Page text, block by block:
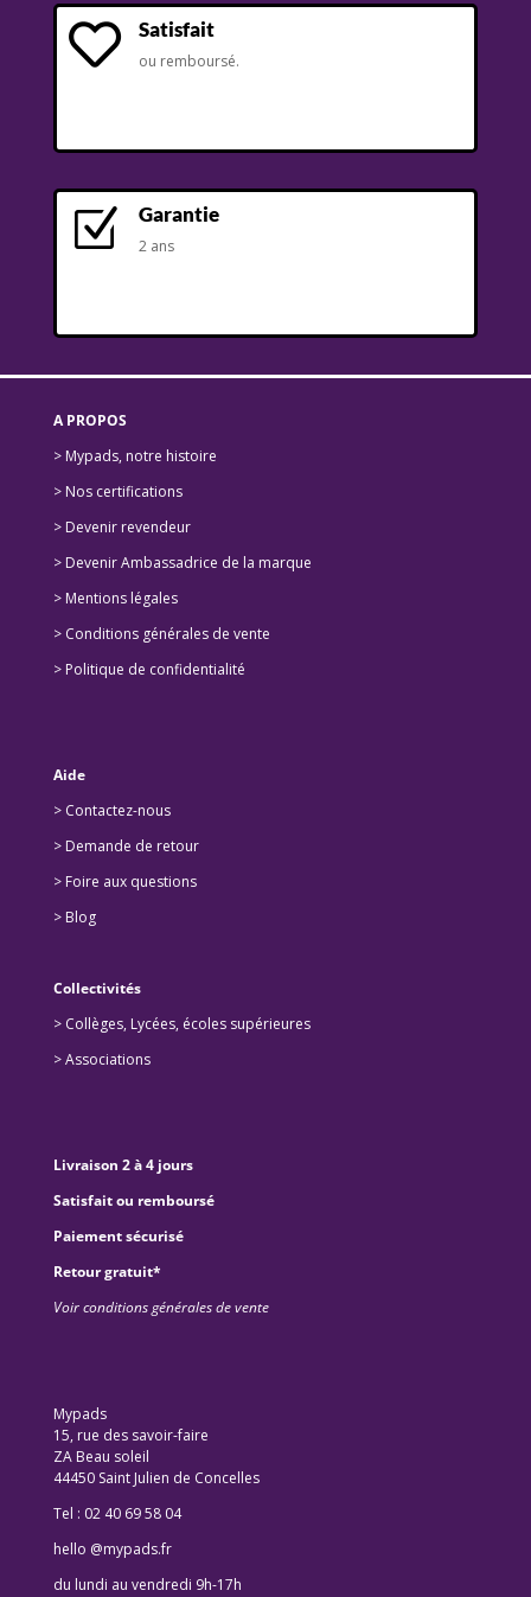
 Satisfait
ou remboursé.
Z Garantie
2 ans
A PROPOS
> Mypads, notre histoire
> Nos certifications
> Devenir revendeur
> Devenir Ambassadrice de la marque
> Mentions légales
> Conditions générales de vente
> Politique de confidentialité
Aide
> Contactez-nous
> Demande de retour
> Foire aux questions
> Blog
Collectivités
> Collèges, Lycées, écoles supérieures
>Associations
Livraison 2 à 4 jours
Satisfait ou remboursé
Paiement sécurisé
Retour gratuit*
Voir conditions générales de vente
Mypads
15, rue des savoir-faire
ZA Beau soleil
44450 Saint Julien de Concelles
Tel : 02 40 69 58 04
hello @mypads.fr
du lundi au vendredi 9h-17h